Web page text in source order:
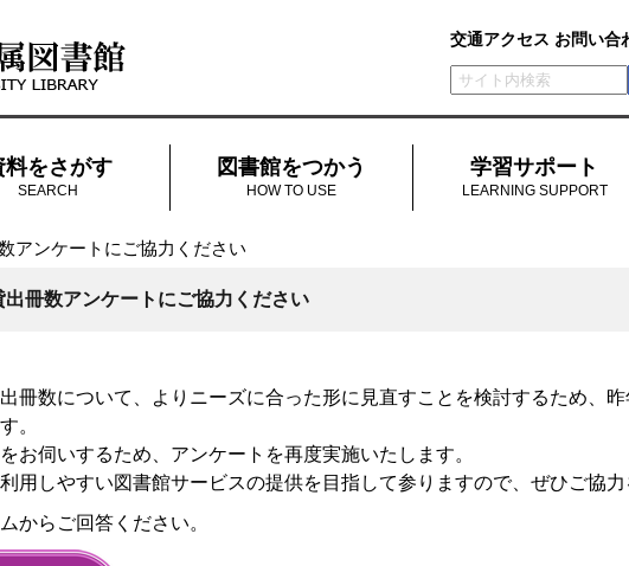
交通アクセス お問い合
料をさがす
SEARCH
図書館をつかう
HOW TO USE
学習サポート
LEARNING SUPPORT
アンケートにご協力ください
冊数アンケートにご協力ください
冊数について、よりニーズに合った形に見直すことを検討するため、
。
お伺いするため、アンケートを再度実施いたします。
用しやすい図書館サービスの提供を目指して参りますので、ぜひご協力
からご回答ください。